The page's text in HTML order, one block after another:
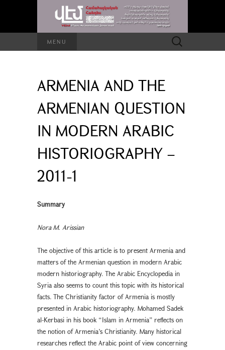
MENU
Search
for:
ARMENIA AND THE
ARMENIAN QUESTION
IN MODERN ARABIC
HISTORIOGRAPHY –
2011-1
Summary
Nora M. Arissian
The objective of this article is to present Armenia and
matters of the Armenian question in modern Arabic
modern historiography. The Arabic Encyclopedia in
Syria also seems to count this topic with its historical
facts. The Christianity factor of Armenia is mostly
presented in Arabic historiography. Mohamed Sadek
al-Kerbasi in his book “Islam in Armenia” reflects on
the notion of Armenia’s Christianity. Many historical
researches reflect the Arabic point of view concerning